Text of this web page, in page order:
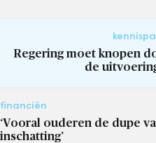
Regering moet knopen
de
financiën
‘Vooral ouderen de dupe
inschatting’